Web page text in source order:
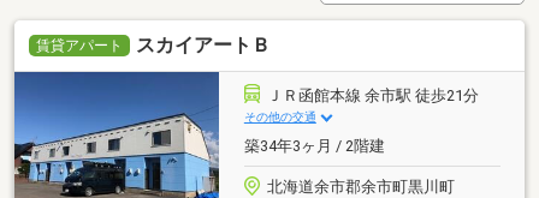
賃貸アパート スカイアートＢ
ＪＲ函館本線 余市駅 徒歩21分
その他の交通
築34年3ヶ月 / 2階建
北海道余市郡余市町黒川町